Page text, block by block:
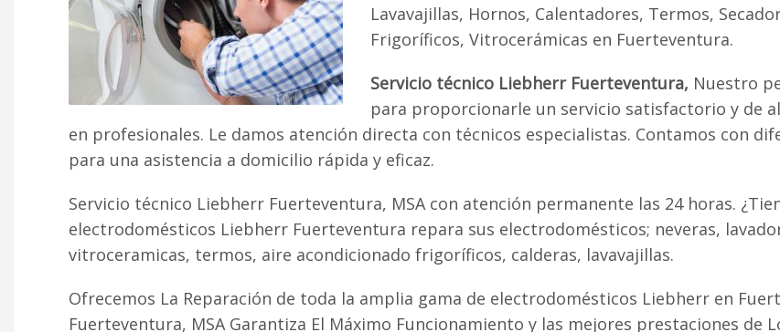
Lavavajillas, Hornos, Calentadores, Termos,
Frigoríficos, Vitrocerámicas en Fuerteventura.
Servicio técnico Liebherr Fuerteventura, Nuestro
para proporcionarle un servicio satisfactorio y de
en profesionales. Le damos atención directa con técnicos especialistas. Contamos con
para una asistencia a domicilio rápida y eficaz.
Servicio técnico Liebherr Fuerteventura, MSA con atención permanente las 24 horas.
electrodomésticos Liebherr Fuerteventura repara sus electrodomésticos; neveras,
vitroceramicas, termos, aire acondicionado frigoríficos, calderas, lavavajillas.
Ofrecemos La Reparación de toda la amplia gama de electrodomésticos Liebherr en
Fuerteventura, MSA Garantiza El Máximo Funcionamiento y las mejores prestaciones